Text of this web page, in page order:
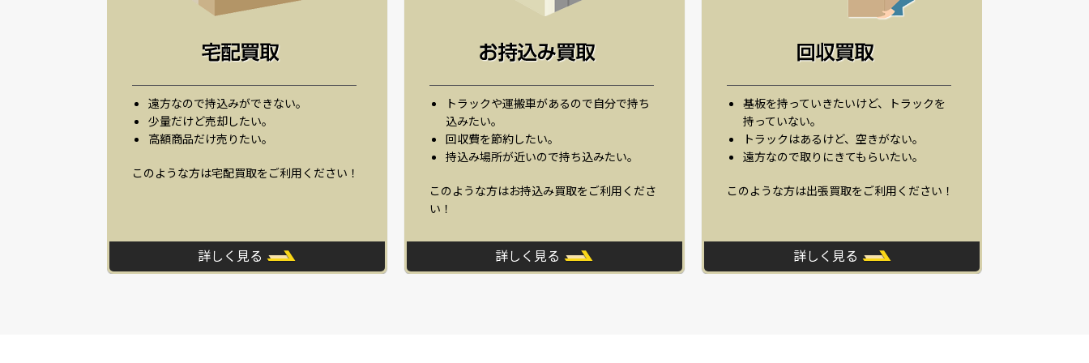
遠方なので持込みができない。
少量だけど売却したい。
高額商品だけ売りたい。
このような方は宅配買取をご利用ください！
詳しく見る
トラックや運搬車があるので自分で持ち
込みたい。
回収費を節約したい。
持込み場所が近いので持ち込みたい。
このような方はお持込み買取をご利用くださ
い！
詳しく見る
基板を持っていきたいけど、トラックを
持っていない。
トラックはあるけど、空きがない。
遠方なので取りにきてもらいたい。
このような方は出張買取をご利用ください！
詳しく見る